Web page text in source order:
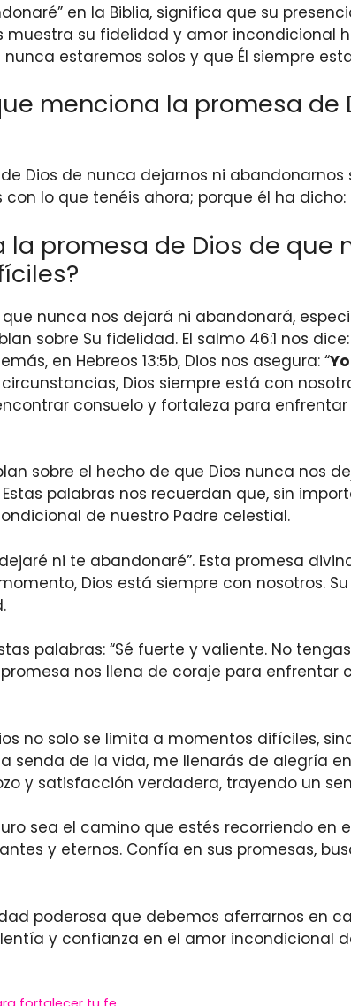
en la Biblia, significa que su
su fidelidad y amor incondicional
estaremos solos y que Él siempre
menciona la promesa de
Dios de nunca dejarnos ni abandonarnos
con lo que tenéis ahora; porque él ha dicho:
promesa de Dios de
nunca nos dejará ni abandonará,
sobre Su fidelidad. El salmo 46:1 nos
en Hebreos 13:5b, Dios nos asegura: “
Dios siempre está con
consuelo y fortaleza para
sobre el hecho de que Dios nunca nos
palabras nos recuerdan que, sin
de nuestro Padre celestial.
ni te abandonaré”. Esta promesa
Dios está siempre con nosotros.
palabras: “Sé fuerte y valiente. No
nos llena de coraje para
no solo se limita a momentos difíciles,
senda de la vida, me llenarás de alegría en
y satisfacción verdadera, trayendo un
sea el camino que estés recorriendo en
y eternos. Confía en sus promesas,
poderosa que debemos aferrarnos en
y confianza en el amor incondicional